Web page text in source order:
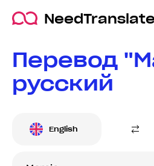
Перевод
русский
English